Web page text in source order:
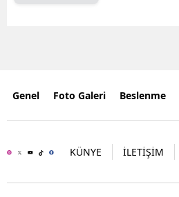
Genel Foto Galeri Beslenme
KÜNYE İLETİŞİM